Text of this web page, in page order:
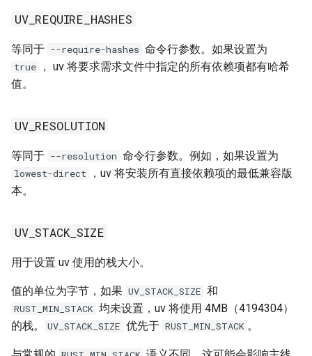
UV_REQUIRE_HASHES
等同于 --require-hashes 命令行参数。如果设置为
true
， uv 将要求需求文件中指定的所有依赖项都有哈希
值。
UV_RESOLUTION
等同于 --resolution 命令行参数。例如，如果设置为
lowest-direct
，uv 将安装所有直接依赖项的最低兼容版
本。
UV_STACK_SIZE
用于设置 uv 使用的栈大小。
值的单位为字节，如果 UV_STACK_SIZE 和
RUST_MIN_STACK 均未设置，uv 将使用 4MB（4194304）
的栈。
UV_STACK_SIZE 优先于 RUST_MIN_STACK 。